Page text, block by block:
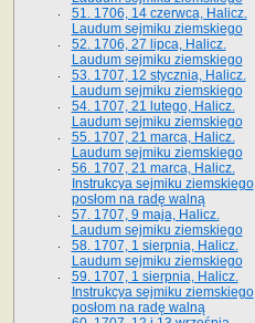
51. 1706, 14 czerwca, Halicz.
Laudum sejmiku ziemskiego
52. 1706, 27 lipca, Halicz.
Laudum sejmiku ziemskiego
53. 1707, 12 stycznia, Halicz.
Laudum sejmiku ziemskiego
54. 1707, 21 lutego, Halicz.
Laudum sejmiku ziemskiego
55. 1707, 21 marca, Halicz.
Laudum sejmiku ziemskiego
56. 1707, 21 marca, Halicz.
Instrukcya sejmiku ziemskiego
posłom na radę walną
57. 1707, 9 maja, Halicz.
Laudum sejmiku ziemskiego
58. 1707, 1 sierpnia, Halicz.
Laudum sejmiku ziemskiego
59. 1707, 1 sierpnia, Halicz.
Instrukcya sejmiku ziemskiego
posłom na radę walną